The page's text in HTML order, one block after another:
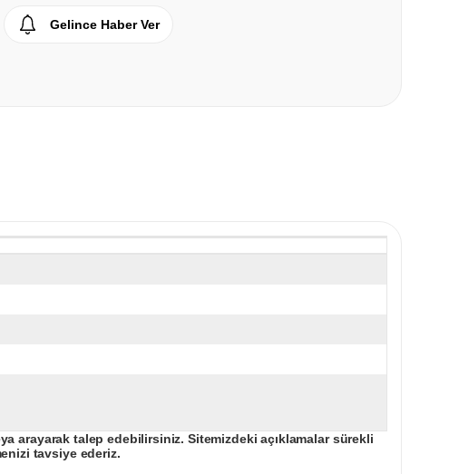
Gelince Haber Ver
arayarak talep edebilirsiniz. Sitemizdeki açıklamalar sürekli
tavsiye ederiz.